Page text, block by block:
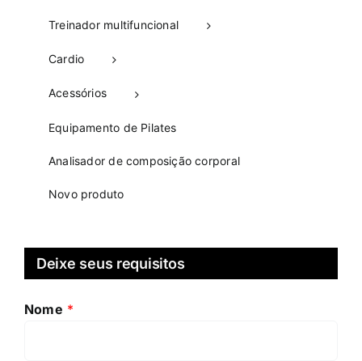
Treinador multifuncional
Cardio
Acessórios
Equipamento de Pilates
Analisador de composição corporal
Novo produto
Deixe seus requisitos
Nome *